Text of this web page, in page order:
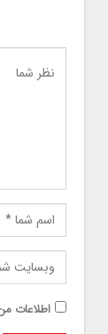
اطلاعات